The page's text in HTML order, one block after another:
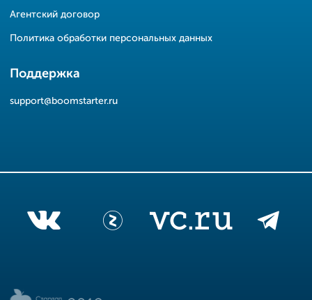
Агентский договор
Политика обработки персональных данных
Поддержка
support@boomstarter.ru